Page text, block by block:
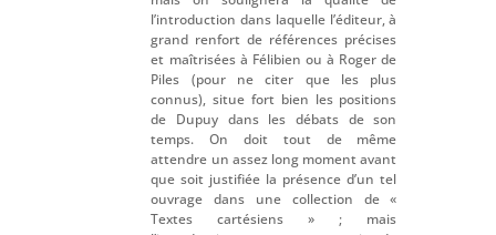
l’introduction dans laquelle l’éditeur, à
grand renfort de références précises
et maîtrisées à Félibien ou à Roger de
Piles (pour ne citer que les plus
connus), situe fort bien les positions
de Dupuy dans les débats de son
temps. On doit tout de même
attendre un assez long moment avant
que soit justifiée la présence d’un tel
ouvrage dans une collection de «
Textes cartésiens » ; mais